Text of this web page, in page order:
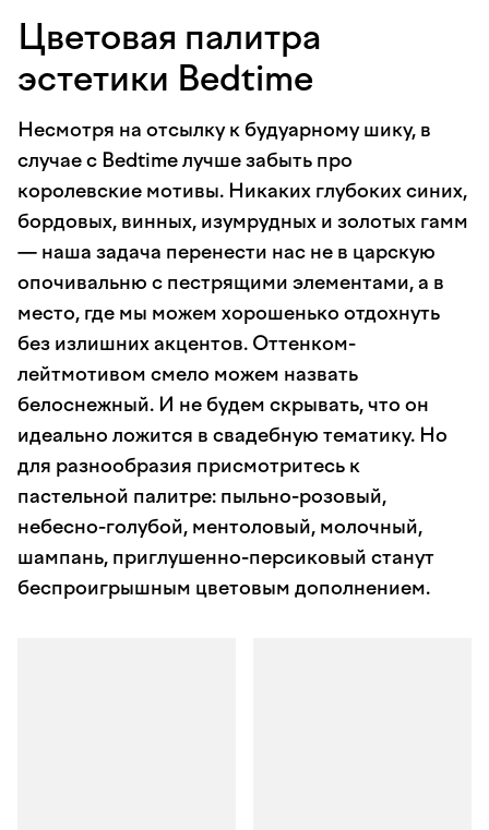
Цветовая палитра
эстетики Bedtime
Несмотря на отсылку к будуарному шику, в
случае с Bedtime лучше забыть про
королевские мотивы. Никаких глубоких синих,
бордовых, винных, изумрудных и золотых гамм
— наша задача перенести нас не в царскую
опочивальню с пестрящими элементами, а в
место, где мы можем хорошенько отдохнуть
без излишних акцентов. Оттенком-
лейтмотивом смело можем назвать
белоснежный. И не будем скрывать, что он
идеально ложится в свадебную тематику. Но
для разнообразия присмотритесь к
пастельной палитре: пыльно-розовый,
небесно-голубой, ментоловый, молочный,
шампань, приглушенно-персиковый станут
беспроигрышным цветовым дополнением.